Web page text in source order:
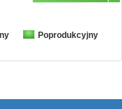
Poprodukcyjny